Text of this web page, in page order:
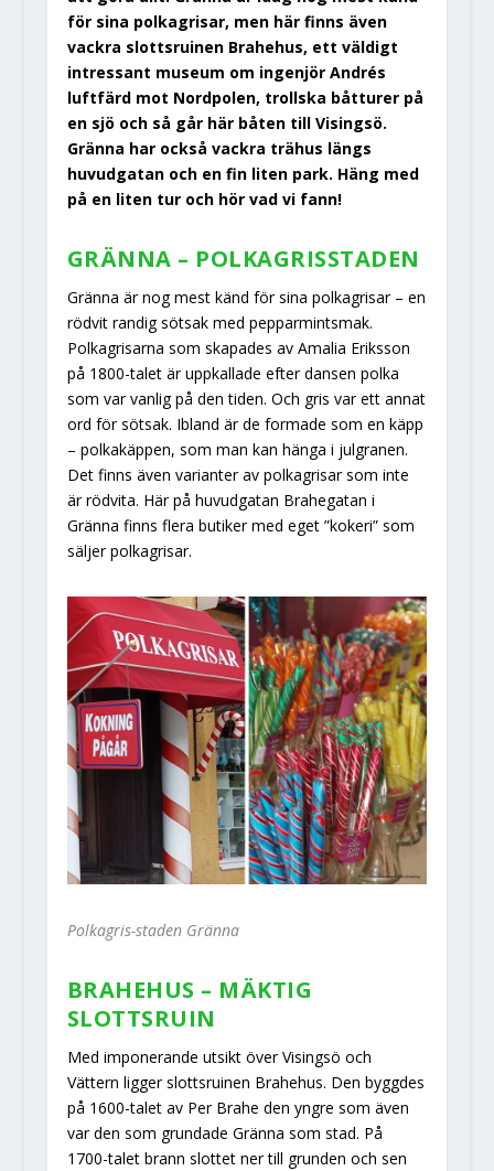
för sina polkagrisar, men här finns även
vackra slottsruinen Brahehus, ett väldigt
intressant museum om ingenjör Andrés
luftfärd mot Nordpolen, trollska båtturer på
en sjö och så går här båten till Visingsö.
Gränna har också vackra trähus längs
huvudgatan och en fin liten park. Häng med
på en liten tur och hör vad vi fann!
GRÄNNA – POLKAGRISSTADEN
Gränna är nog mest känd för sina polkagrisar – en
rödvit randig sötsak med pepparmintsmak.
Polkagrisarna som skapades av Amalia Eriksson
på 1800-talet är uppkallade efter dansen polka
som var vanlig på den tiden. Och gris var ett annat
ord för sötsak. Ibland är de formade som en käpp
– polkakäppen, som man kan hänga i julgranen.
Det finns även varianter av polkagrisar som inte
är rödvita. Här på huvudgatan Brahegatan i
Gränna finns flera butiker med eget ”kokeri” som
säljer polkagrisar.
Polkagris-staden Gränna
BRAHEHUS – MÄKTIG
SLOTTSRUIN
Med imponerande utsikt över Visingsö och
Vättern ligger slottsruinen Brahehus. Den byggdes
på 1600-talet av Per Brahe den yngre som även
var den som grundade Gränna som stad. På
1700-talet brann slottet ner till grunden och sen